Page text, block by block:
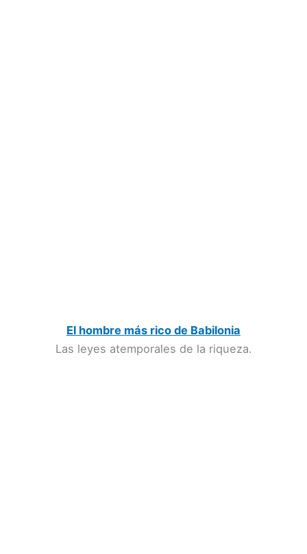
El hombre más rico de Babilonia
Las leyes atemporales de la riqueza.